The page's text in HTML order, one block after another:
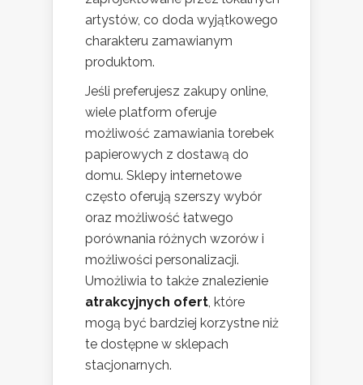
artystów, co doda wyjątkowego
charakteru zamawianym
produktom.
Jeśli preferujesz zakupy online,
wiele platform oferuje
możliwość zamawiania torebek
papierowych z dostawą do
domu. Sklepy internetowe
często oferują szerszy wybór
oraz możliwość łatwego
porównania różnych wzorów i
możliwości personalizacji.
Umożliwia to także znalezienie
atrakcyjnych ofert, które
mogą być bardziej korzystne niż
te dostępne w sklepach
stacjonarnych.